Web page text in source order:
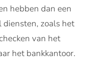
hebben dan een
diensten, zoals het
van het
het bankkantoor.